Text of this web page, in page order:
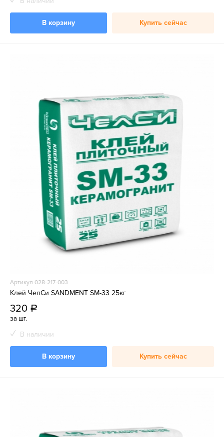
В корзину Купить сейчас
Артикул 028-217-003
Клей ЧелСи SANDMENT SM-33 25кг
320 a
за шт.
В наличии
В корзину Купить сейчас